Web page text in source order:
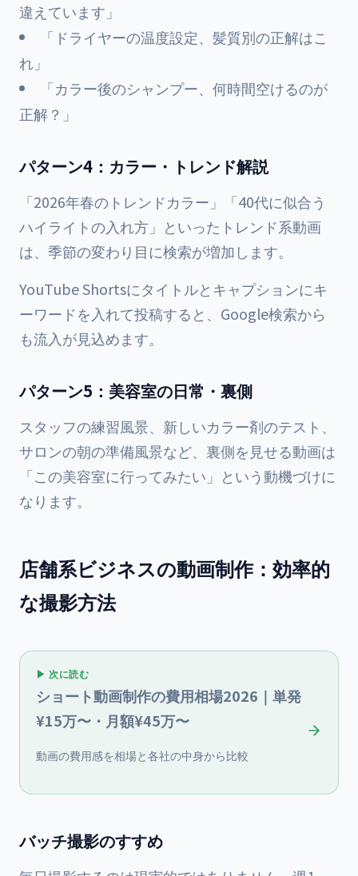
違えています」
「ドライヤーの温度設定、髪質別の正解はこ
れ」
「カラー後のシャンプー、何時間空けるのが
正解？」
パターン4：カラー・トレンド解説
「2026年春のトレンドカラー」「40代に似合う
ハイライトの入れ方」といったトレンド系動画
は、季節の変わり目に検索が増加します。
YouTube Shortsにタイトルとキャプションにキ
ーワードを入れて投稿すると、Google検索から
も流入が見込めます。
パターン5：美容室の日常・裏側
スタッフの練習風景、新しいカラー剤のテスト、
サロンの朝の準備風景など、裏側を見せる動画は
「この美容室に行ってみたい」という動機づけに
なります。
店舗系ビジネスの動画制作：効率的
な撮影方法
▶ 次に読む
ショート動画制作の費用相場2026｜単発
¥15万〜・月額¥45万〜
動画の費用感を相場と各社の中身から比較
バッチ撮影のすすめ